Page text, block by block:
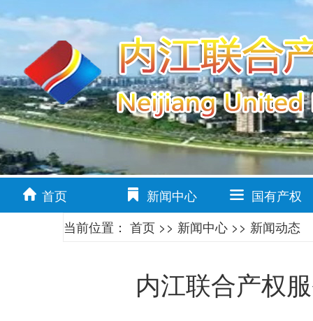
首页 新闻中心
国有产权
当前位置： 首页 >> 新闻中心 >> 新闻动态
内江联合产权